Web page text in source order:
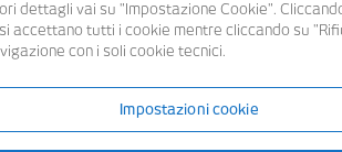
dettagli vai su "Impostazione Cookie".
accettano tutti i cookie mentre cliccando su
con i soli cookie tecnici.
Impostazioni cookie